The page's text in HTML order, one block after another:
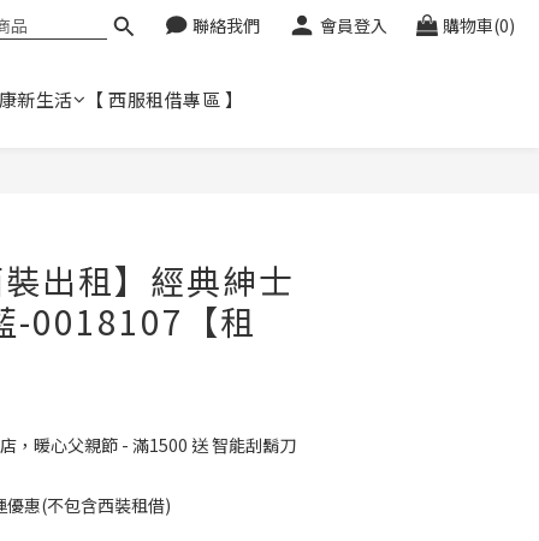
聯絡我們 會員登入 購物車(0)
新生活 【 西服租借專區 】
出租】經典紳士
-0018107【租
，暖心父親節 - 滿1500 送 智能刮鬍刀
惠(不包含西裝租借)